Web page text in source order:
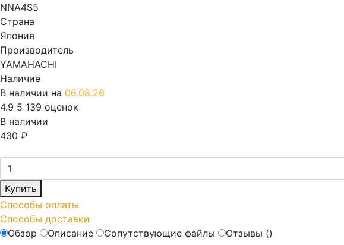
NNA4S5
Страна
Япония
Производитель
YAMAHACHI
Наличие
В наличии на 06.08.26
4.9 5 139 оценок
В наличии
430 ₽
Купить
Способы оплаты
Способы доставки
Обзор
Описание Сопутствующие файлы Отзывы ()